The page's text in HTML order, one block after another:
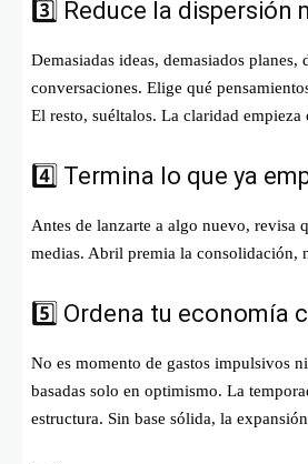
3️⃣ Reduce la dispersión
Demasiadas ideas, demasiados planes,
conversaciones. Elige qué
El resto, suéltalos. La claridad empieza
4️⃣ Termina lo que ya
Antes de lanzarte a algo nuevo, revisa
medias. Abril premia la consolidación,
5️⃣ Ordena tu economía
No es momento de gastos impulsivos
basadas solo en optimismo. La
estructura. Sin base sólida, la